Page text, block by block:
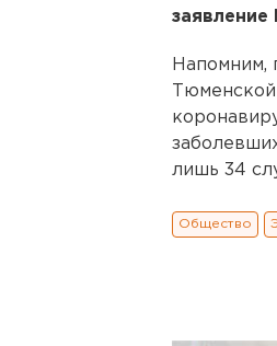
заявление
Напомним,
лишь 34
Общество